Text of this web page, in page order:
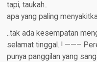
tapi, taukah..
apa yang paling
..tak ada kesempatan
selamat tinggal..! ——–
punya panggilan yang